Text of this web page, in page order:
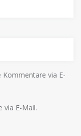
Kommentare via E-
via E-Mail.